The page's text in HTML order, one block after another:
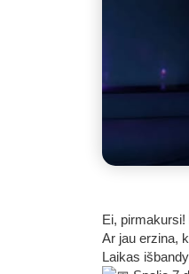
Ei, pirmakursi!
Ar jau erzina,
Laikas